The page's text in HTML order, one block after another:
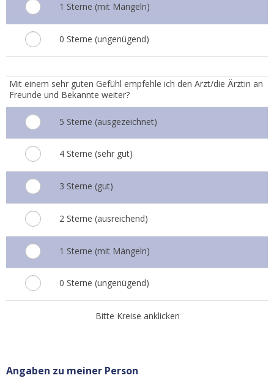
1 Sterne (mit Mängeln)
0 Sterne (ungenügend)
Mit einem sehr guten Gefühl empfehle ich den Arzt/die Ärztin an
Freunde und Bekannte weiter?
5 Sterne (ausgezeichnet)
4 Sterne (sehr gut)
3 Sterne (gut)
2 Sterne (ausreichend)
1 Sterne (mit Mängeln)
0 Sterne (ungenügend)
Bitte Kreise anklicken
Angaben zu meiner Person